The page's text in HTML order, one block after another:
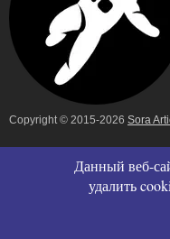
Copyright © 2015-2026 Sora
Данный веб-
удалить